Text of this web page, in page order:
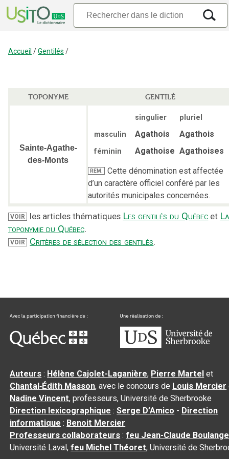
Accueil /Gentilés /
TOPONYME GENTILÉ
Sainte-Agathe-
des-Monts
singulier
pluriel
masculin
Agathois Agathois
féminin Agathoise Agathoises
REM.
Cette dénomination est affectée
d’un caractère officiel conféré par les
autorités municipales concernées.
VOIR les articles thématiques Les gentilés du Québec et
toponymie du Québec.
VOIR Critères de sélection des gentilés.
Auteurs : Hélène Cajolet-Laganière, Pierre Martel et
Chantal‑Édith Masson, avec le concours de Louis Mercier
Nadine Vincent, professeurs, Université de Sherbrooke
Direction lexicographique :Serge D’Amico - Direction
informatique : Benoit Mercier
Professeurs collaborateurs :feu Jean-Claude
Université Laval,feu Michel Théoret, Université de